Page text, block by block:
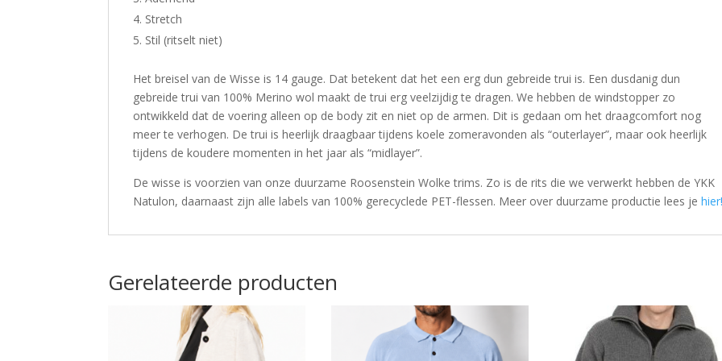
Stretch
Stil (ritselt niet)
Het breisel van de Wisse is 14 gauge. Dat betekent dat het een erg dun gebreide trui is. Een dusdanig dun
gebreide trui van 100% Merino wol maakt de trui erg veelzijdig te dragen. We hebben de windstopper zo
ontwikkeld dat de voering alleen op de body zit en niet op de armen. Dit is gedaan om het draagcomfort nog
meer te verhogen. De trui is heerlijk draagbaar tijdens koele zomeravonden als “outerlayer”, maar ook heerlijk
tijdens de koudere momenten in het jaar als “midlayer”.
De wisse is voorzien van onze duurzame Roosenstein Wolke trims. Zo is de rits die we verwerkt hebben de YKK
Natulon, daarnaast zijn alle labels van 100% gerecyclede PET-flessen. Meer over duurzame productie lees je
Gerelateerde producten